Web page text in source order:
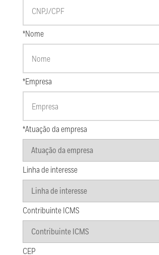
*Nome
*Empresa
*Atuação da empresa
Linha de interesse
Contribuinte ICMS
CEP